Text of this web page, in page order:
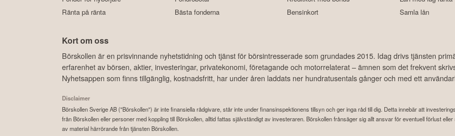
Ränta på ränta
Bästa fonderna
Bensinkort
Samla lån
Kort om oss
Börskollen är en prisvinnande nyhetstidning och tjänst för börsintresserade som grundades 2015. Idag drivs tjänsten
erfarenhet av börsen, aktier, investeringar, privatekonomi, företagande och motorrelaterat – ämnen som det frekvent
Nyhetsappen som finns tillgänglig, kostnadsfritt, har under åren laddats ner hundratusentals gånger och med ett
Disclaimer
Börskollen Sverige AB ("Börskollen") är inte finansiella rådgivare, står inte under finansinspektionens tillsyn och ger inga råd till dig. Detta innebär att
från Börskollen eller personer med koppling till Börskollen, alltid fattas självständigt av investeraren. Börskollen frånsäger sig allt ansvar för eventuell förlust
av material härrörande från tjänsten Börskollen.